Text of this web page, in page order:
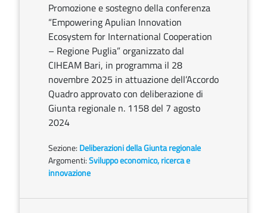
Promozione e sostegno della conferenza
“Empowering Apulian Innovation
Ecosystem for International Cooperation
– Regione Puglia” organizzato dal
CIHEAM Bari, in programma il 28
novembre 2025 in attuazione dell’Accordo
Quadro approvato con deliberazione di
Giunta regionale n. 1158 del 7 agosto
2024
Sezione: Deliberazioni della Giunta regionale
Argomenti:Sviluppo economico, ricerca e
innovazione